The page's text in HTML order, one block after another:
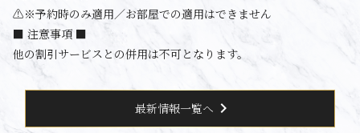
⚠️※予約時のみ適用／お部屋での適用はできません
■ 注意事項 ■
他の割引サービスとの併用は不可となります。
最新情報一覧へ chevron_right